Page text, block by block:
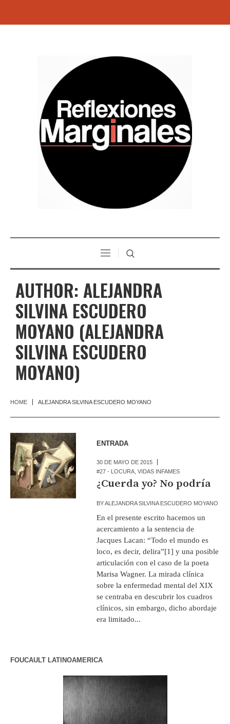
AUTHOR: ALEJANDRA
SILVINA ESCUDERO
MOYANO (ALEJANDRA
SILVINA ESCUDERO
MOYANO)
HOME ALEJANDRA SILVINA ESCUDERO MOYANO
ENTRADA
30 DE MAYO DE 2015
#27 - LOCURA ,VIDAS INFAMES
¿Cuerda yo? No podría
BYALEJANDRA SILVINA ESCUDERO MOYANO
En el presente escrito hacemos un
acercamiento a la sentencia de
Jacques Lacan: “Todo el mundo es
loco, es decir, delira”[1] y una posible
articulación con el caso de la poeta
Marisa Wagner. La mirada clínica
sobre la enfermedad mental del XIX
se centraba en descubrir los cuadros
clínicos, sin embargo, dicho abordaje
era limitado...
FOUCAULT LATINOAMERICA